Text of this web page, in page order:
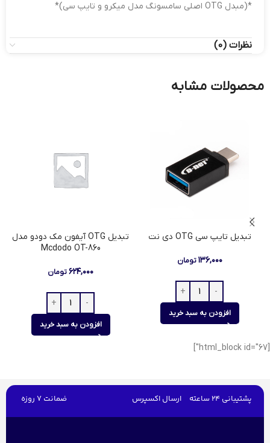
*(مبدل OTG اصلی سامسونگ مدل میکرو و تایپ سی)*
نظرات (0)
محصولات مشابه
تبدیل تایپ سی OTG دی نت
۱۳۶,۰۰۰ تومان
افزودن به سبد خرید
تبدیل OTG آیفون مک دودو مدل
Mcdodo OT-860
۶۲۴,۰۰۰تومان
افزودن به سبد خرید
[html_block id="67"]
پشتیبانی 24 ساعته ارسال اکسپرس ضمانت 7 روزه